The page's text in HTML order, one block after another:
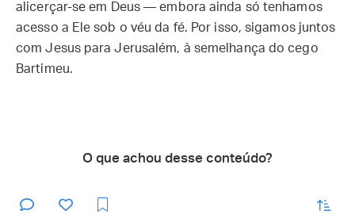
alicerçar-se em Deus — embora ainda só tenhamos
acesso a Ele sob o véu da fé. Por isso, sigamos juntos
com Jesus para Jerusalém, à semelhança do cego
Bartimeu.
O que achou desse conteúdo?
enviar